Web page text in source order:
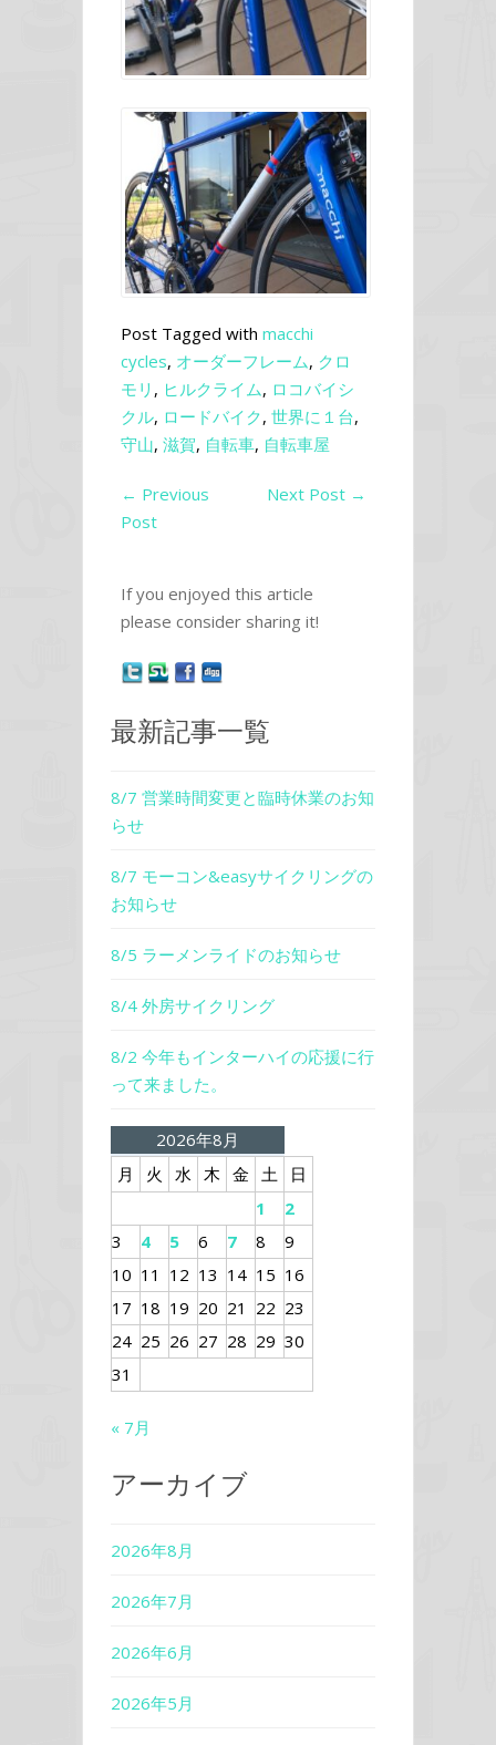
Post Tagged with macchi
cycles, オーダーフレーム, クロ
モリ , ヒルクライム, ロコバイシ
クル, ロードバイク, 世界に１台,
守山, 滋賀, 自転車, 自転車屋
← Previous
Post
Next Post →
If you enjoyed this article
please consider sharing it!
最新記事一覧
8/7 営業時間変更と臨時休業のお知
らせ
8/7 モーコン&easyサイクリングの
お知らせ
8/5 ラーメンライドのお知らせ
8/4 外房サイクリング
8/2 今年もインターハイの応援に行
って来ました。
2026年8月
月
火 水 木 金 土
日
1
2
3
4 5 6 7 8
9
10 11 12 13 14 15 16
17 18 19 20 21 22 23
24 25 26 27 28 29 30
31
« 7月
アーカイブ
2026年8月
2026年7月
2026年6月
2026年5月